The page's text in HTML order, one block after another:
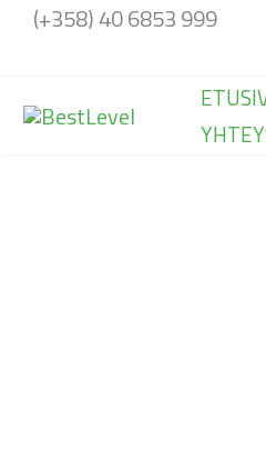
Siirry(+358) 40 6853 999